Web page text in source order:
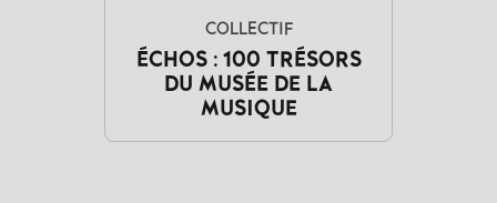
COLLECTIF
ÉCHOS : 100 TRÉSORS
DU MUSÉE DE LA
MUSIQUE